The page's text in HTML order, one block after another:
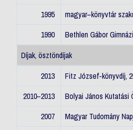
1995
magyar–könyvtár
1990
Bethlen Gábor
Díjak, ösztöndíjak
2013
Fitz József-könyvdíj,
2010–2013
Bolyai János Kutatási
2007
Magyar Tudomány